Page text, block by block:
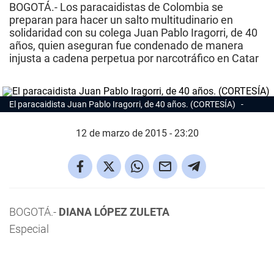
BOGOTÁ.- Los paracaidistas de Colombia se
preparan para hacer un salto multitudinario en
solidaridad con su colega Juan Pablo Iragorri, de 40
años, quien aseguran fue condenado de manera
injusta a cadena perpetua por narcotráfico en Catar
El paracaidista Juan Pablo Iragorri, de 40 años. (CORTESÍA)
12 de marzo de 2015 - 23:20
BOGOTÁ.- DIANA LÓPEZ ZULETA
Especial